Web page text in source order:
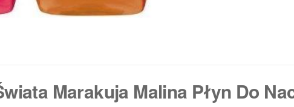
Marakuja Malina Płyn Do